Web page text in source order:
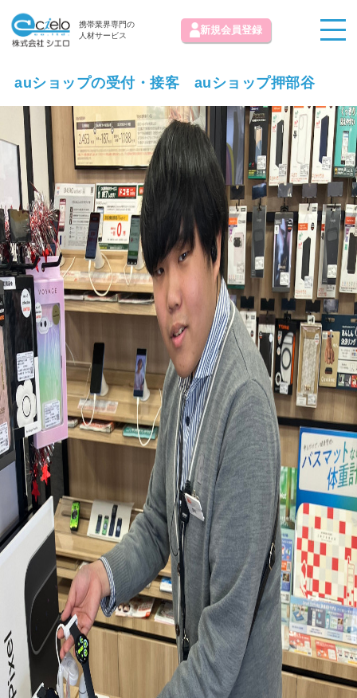
携帯業界専門の
人材サービス
新規会員登録
auショップの受付・接客 auショップ押部谷
初めての方へ
お気に入り求人
お問い合わせ
よくある質問
利用規約
運営会社 免責事項
プライバシーポリシー
© 株式会社シエロ All Rights Reserved.